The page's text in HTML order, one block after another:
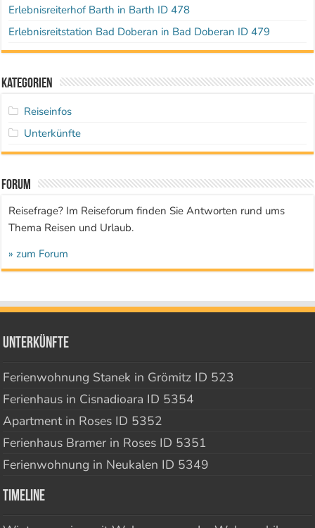
Erlebnisreiterhof Barth in Barth ID 478
Erlebnisreitstation Bad Doberan in Bad Doberan ID 479
Kategorien
Reiseinfos
Unterkünfte
Forum
Reisefrage? Im Reiseforum finden Sie Antworten rund ums
Thema Reisen und Urlaub.
» zum Forum
Unterkünfte
Ferienwohnung Stanek in Grömitz ID 523
Ferienhaus in Cisnadioara ID 5354
Apartment in Roses ID 5352
Ferienhaus Bramer in Roses ID 5351
Ferienwohnung in Neukalen ID 5349
Timeline